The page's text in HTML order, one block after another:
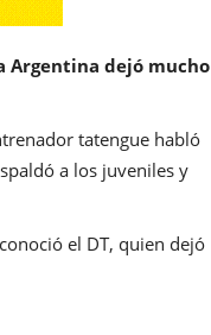
Argentina dejó mucho
tatengue habló
a los juveniles y
el DT, quien dejó